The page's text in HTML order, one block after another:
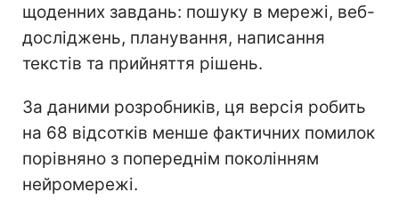
щоденних завдань: пошуку в мережі, веб-
досліджень, планування, написання
текстів та прийняття рішень.
За даними розробників, ця версія робить
на 68 відсотків менше фактичних помилок
порівняно з попереднім поколінням
нейромережі.